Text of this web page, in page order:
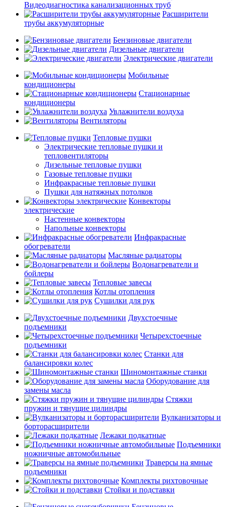
Видеодиагностика канализационных труб
Расширители
трубы аккумуляторные
Бензиновые двигатели
Дизельные двигатели
Электрические двигатели
Мобильные
кондиционеры
Стационарные
кондиционеры
Увлажнители воздуха
Вентиляторы
Тепловые пушки
Электрические тепловые пушки и
тепловентиляторы
Дизельные тепловые пушки
Газовые тепловые пушки
Инфракрасные тепловые пушки
Пушки для натяжных потолков
Конвекторы
электрические
Настенные конвекторы
Напольные конвекторы
Инфракрасные
обогреватели
Масляные радиаторы
Водонагреватели и
бойлеры
Тепловые завесы
Котлы отопления
Сушилки для рук
Двухстоечные
подъемники
Четырехстоечные
подъемники
Станки для
балансировки колес
Шиномонтажные станки
Оборудование для
замены масла
Стяжки
пружин и тянущие цилиндры
Вулканизаторы и
борторасширители
Лежаки подкатные
Подъемники
ножничные автомобильные
Траверсы на ямные
подъемники
Комплекты рихтовочные
Стойки и подставки